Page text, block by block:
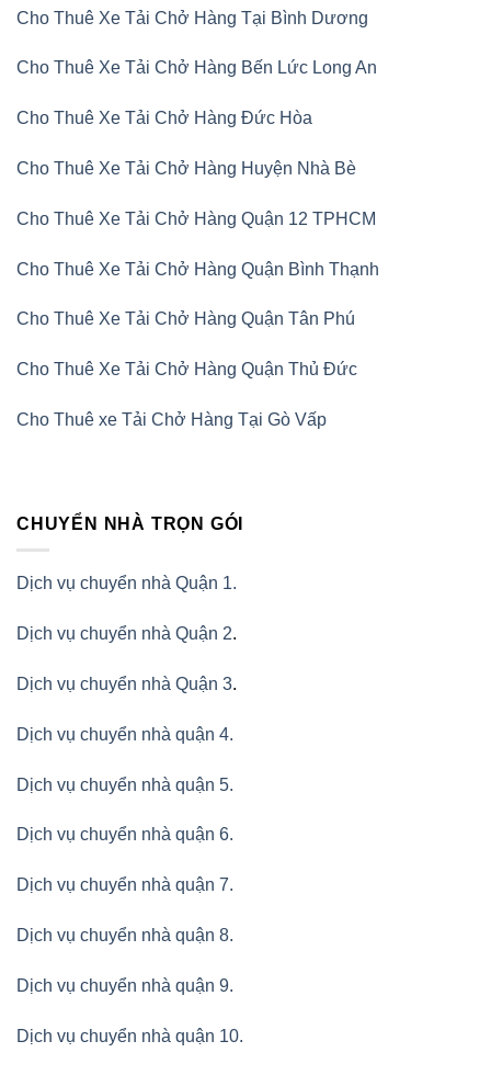
Cho Thuê Xe Tải Chở Hàng Tại Bình Dương
Cho Thuê Xe Tải Chở Hàng Bến Lức Long An
Cho Thuê Xe Tải Chở Hàng Đức Hòa
Cho Thuê Xe Tải Chở Hàng Huyện Nhà Bè
Cho Thuê Xe Tải Chở Hàng Quận 12 TPHCM
Cho Thuê Xe Tải Chở Hàng Quận Bình Thạnh
Cho Thuê Xe Tải Chở Hàng Quận Tân Phú
Cho Thuê Xe Tải Chở Hàng Quận Thủ Đức
Cho Thuê xe Tải Chở Hàng Tại Gò Vấp
CHUYỂN NHÀ TRỌN GÓI
Dịch vụ chuyển nhà Quận 1.
Dịch vụ chuyển nhà Quận 2.
Dịch vụ chuyển nhà Quận 3.
Dịch vụ chuyển nhà quận 4.
Dịch vụ chuyển nhà quận 5.
Dịch vụ chuyển nhà quận 6.
Dịch vụ chuyển nhà quận 7.
Dịch vụ chuyển nhà quận 8.
Dịch vụ chuyển nhà quận 9.
Dịch vụ chuyển nhà quận 10.